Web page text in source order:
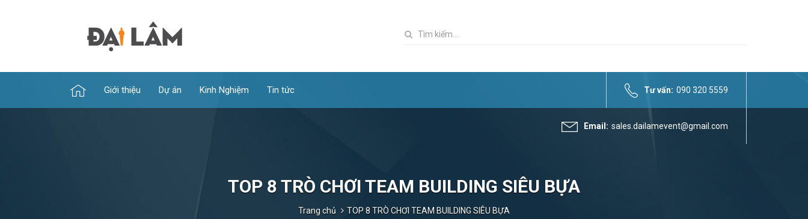
Giới thiệu Dự án Kinh Nghiệm Tin tức Tư vấn: 090 320 5559
Email: sales.dailamevent@gmail.com
TOP 8 TRÒ CHƠI TEAM BUILDING SIÊU BỰA
Trang chủ TOP 8 TRÒ CHƠI TEAM BUILDING SIÊU BỰA